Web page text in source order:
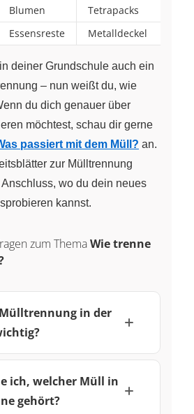
Blumen
Tetrapacks
Essensreste Metalldeckel
deiner Grundschule auch ein
­– nun weißt du, wie
du dich genauer über
möchtest, schau dir gerne
passiert mit dem Müll? an.
zur Mülltrennung
wo du dein neues
kannst.
zum ThemaWie trenne
in der
ich, welcher Müll in
gehört?